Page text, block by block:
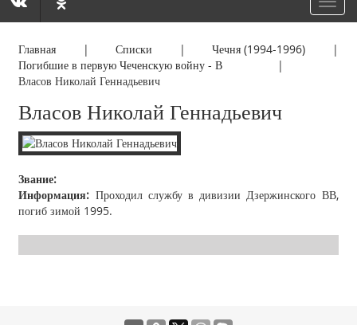
Главная |Списки |Чечня (1994-1996) |
Погибшие в первую Чеченскую войну - В |
Власов Николай Геннадьевич
Власов Николай Геннадьевич
Звание:
Информация: Проходил службу в дивизии Дзержинского ВВ,
погиб зимой 1995.